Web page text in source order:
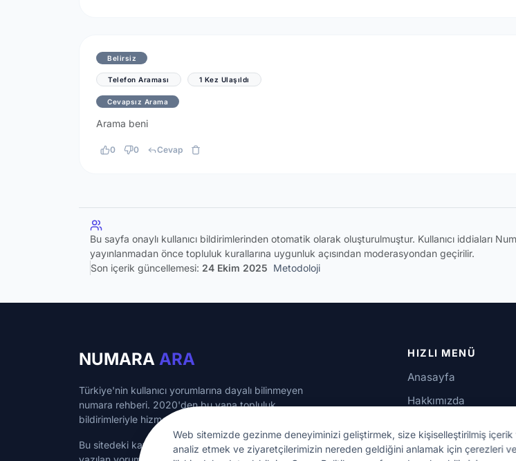
Web sitemizde gezinme deneyiminizi geliştirmek, size kişiselleştirilmiş
analiz etmek ve ziyaretçilerimizin nereden geldiğini anlamak için çerezleri
Belirsiz
Telefon Araması 1 Kez Ulaşıldı
Cevapsız Arama
Arama beni
0 0 Cevap
Bu sayfa onaylı kullanıcı bildirimlerinden otomatik olarak oluşturulmuştur. Kullanıcı iddiaları
yayınlanmadan önce topluluk kurallarına uygunluk açısından moderasyondan geçirilir.
Son içerik güncellemesi: 24 Ekim 2025 Metodoloji
NUMARA ARA
Türkiye'nin kullanıcı yorumlarına dayalı bilinmeyen
numara rehberi. 2020'den bu yana topluluk
bildirimleriyle hizmet veriyoruz.
Bu sitedeki kayıtlı numaralar bilgilendirme amaçlı olup,
HIZLI MENÜ
Anasayfa
Hakkımızda